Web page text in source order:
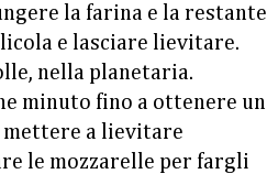
la farina e la restante
e lasciare lievitare.
nella planetaria.
minuto fino a ottenere un
mettere a lievitare
le mozzarelle per fargli